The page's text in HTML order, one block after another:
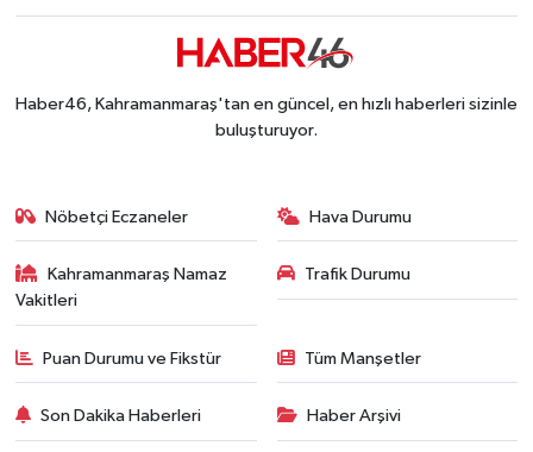
13:53 |KAFUM'da Rock Gecesi! Zakkum
Kahramanmaraş-Göksun Yolunu Kullananlar
Kahramanmaraş'ın Tarihi Mirası İçin Ankara'da
Haber46, Kahramanmaraş'tan en güncel, en hızlı haberleri sizinle
buluşturuyor.
Nöbetçi Eczaneler Hava Durumu
Kahramanmaraş Namaz
Vakitleri
Trafik Durumu
Puan Durumu ve Fikstür Tüm Manşetler
Son Dakika Haberleri Haber Arşivi